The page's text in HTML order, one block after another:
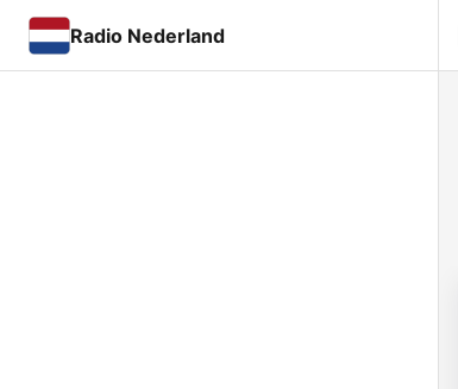
Radio Nederland